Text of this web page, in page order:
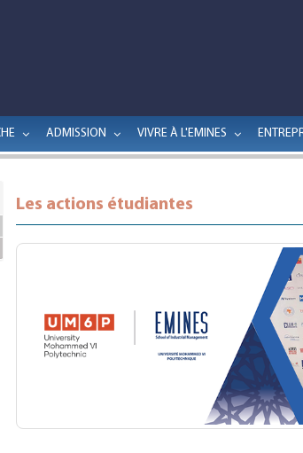
ADMISSION VIVRE À L'EMINES
Les actions étudiantes